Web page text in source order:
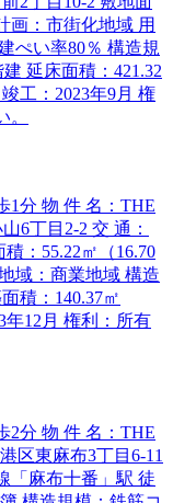
：市街化地域 用
ぺい率80％ 構造規
延床面積：421.32
工：2023年9月 権
1分 物 件 名：THE
6丁目2-2 交 通：
：55.22㎡（16.70
域：商業地域 構造
積：140.37㎡
年12月 権利：所有
2分 物 件 名：THE
区東麻布3丁目6-11
「麻布十番」駅 徒